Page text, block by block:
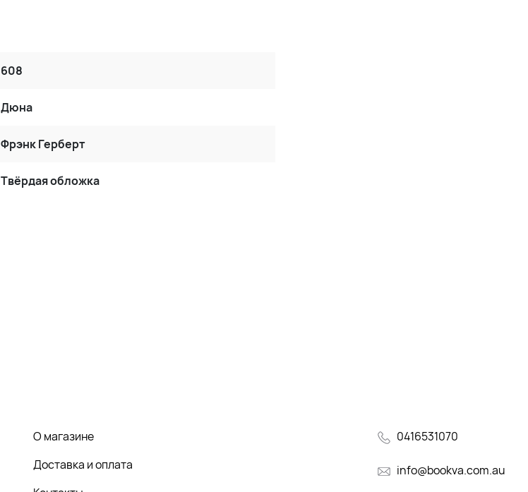
608
Дюна
Фрэнк Герберт
Твёрдая обложка
О магазине
Доставка и оплата
0416531070
info@bookva.com.au